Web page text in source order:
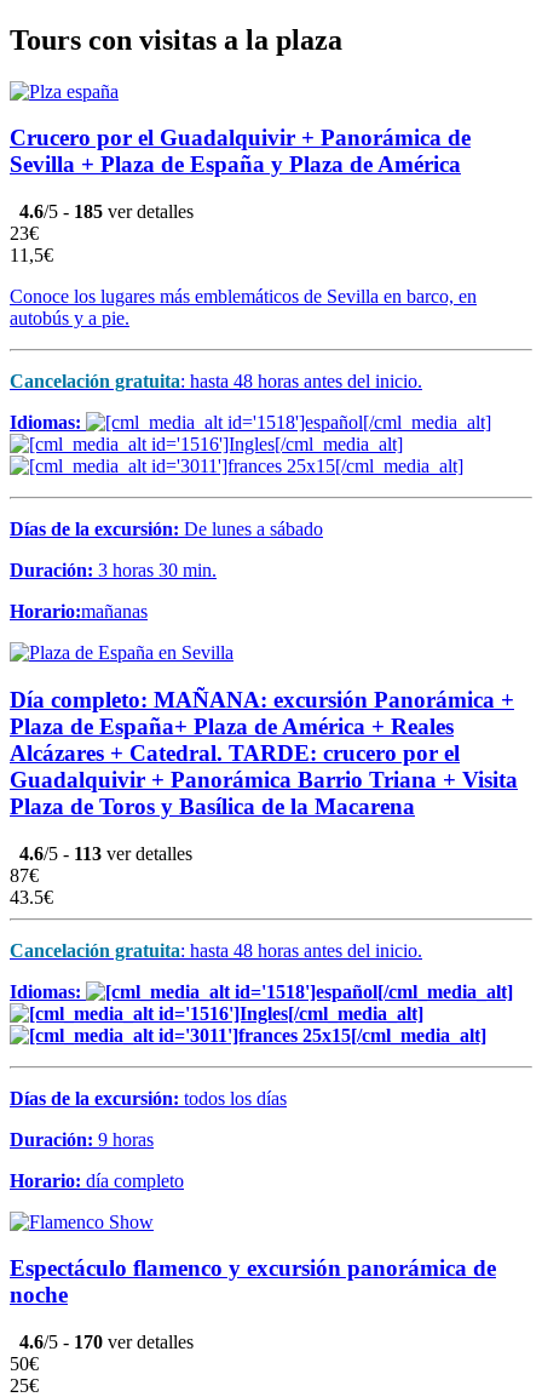
Tours con visitas a la plaza
Crucero por el Guadalquivir + Panorámica de
Sevilla + Plaza de España y Plaza de América
4.6/5 - 185 ver detalles
23€
11,5€
Conoce los lugares más emblemáticos de Sevilla en barco, en
autobús y a pie.
Cancelación gratuita: hasta 48 horas antes del inicio.
Idiomas:
Días de la excursión: De lunes a sábado
Duración: 3 horas 30 min.
Horario:mañanas
Día completo: MAÑANA: excursión Panorámica +
Plaza de España+ Plaza de América + Reales
Alcázares + Catedral. TARDE: crucero por el
Guadalquivir + Panorámica Barrio Triana + Visita
Plaza de Toros y Basílica de la Macarena
4.6/5 - 113 ver detalles
87€
43.5€
Cancelación gratuita: hasta 48 horas antes del inicio.
Idiomas:
Días de la excursión: todos los días
Duración: 9 horas
Horario: día completo
Espectáculo flamenco y excursión panorámica de
noche
4.6/5 - 170 ver detalles
50€
25€